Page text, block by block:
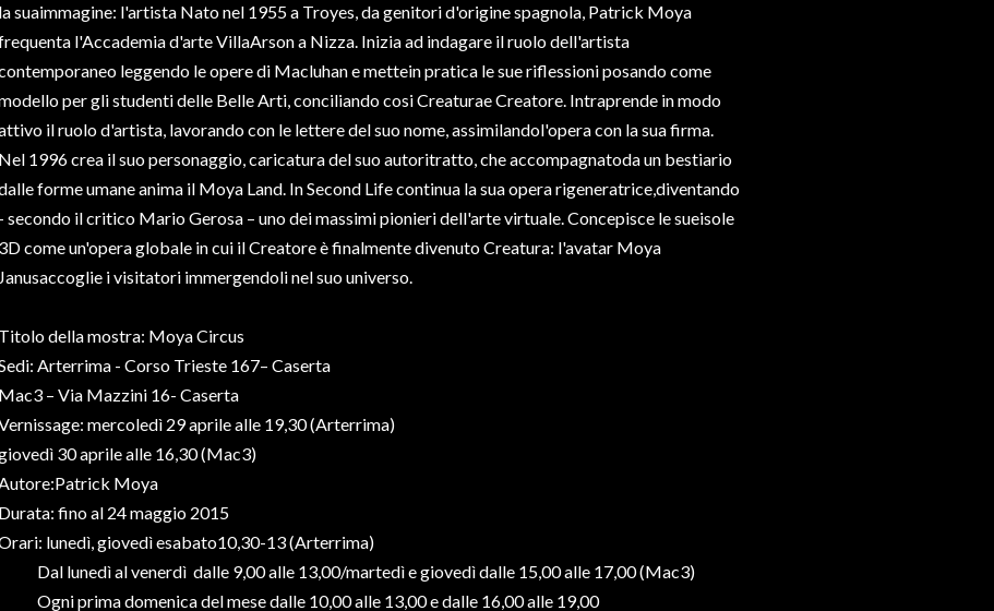
la suaimmagine: l'artista Nato nel 1955 a Troyes, da genitori d'origine spagnola, Patrick Moya
l'Accademia d'arte VillaArson a Nizza. Inizia ad indagare il ruolo dell'artista
leggendo le opere di Macluhan e mettein pratica le sue riflessioni posando come
per gli studenti delle Belle Arti, conciliando cosi Creaturae Creatore. Intraprende in modo
il ruolo d'artista, lavorando con le lettere del suo nome, assimilandol'opera con la sua firma.
Nel 1996 crea il suo personaggio, caricatura del suo autoritratto, che accompagnatoda un bestiario
forme umane anima il Moya Land. In Second Life continua la sua opera rigeneratrice,diventando
- secondo il critico Mario Gerosa – uno dei massimi pionieri dell'arte virtuale. Concepisce le sueisole
3D come un'opera globale in cui il Creatore è finalmente divenuto Creatura: l'avatar Moya
Janusaccoglie i visitatori immergendoli nel suo universo.
Titolo della mostra: Moya Circus
Arterrima - Corso Trieste 167– Caserta
Mac3 – Via Mazzini 16- Caserta
mercoledì 29 aprile alle 19,30 (Arterrima)
30 aprile alle 16,30 (Mac3)
Moya
Durata: fino al 24 maggio 2015
lunedì, giovedì esabato10,30-13 (Arterrima)
Dal lunedì al venerdì dalle 9,00 alle 13,00/martedì e giovedì dalle 15,00 alle 17,00 (Mac3)
Ogni prima domenica del mese dalle 10,00 alle 13,00 e dalle 16,00 alle 19,00